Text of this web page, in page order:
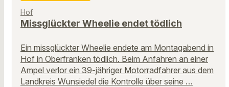
Hof
Missglückter Wheelie endet tödlich
Ein missglückter Wheelie endete am Montagabend in
Hof in Oberfranken tödlich. Beim Anfahren an einer
Ampel verlor ein 39-jähriger Motorradfahrer aus dem
Landkreis Wunsiedel die Kontrolle über seine …